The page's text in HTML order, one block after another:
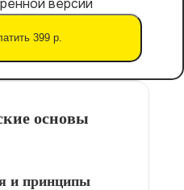
399 р.
основы
и принципы